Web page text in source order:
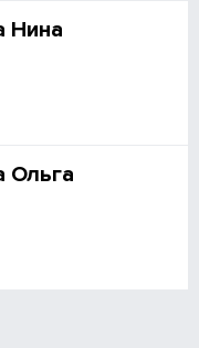
Нина
Ольга